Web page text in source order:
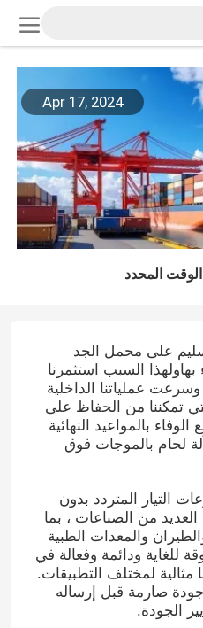
Apr 17, 2024
المحدد
على محمل الجد
السبب استثمرنا
عملياتنا الداخلية
تمكننا من الحفاظ على
بالمواعيد النهائية
لحام بالموجات فوق
التيار المتردد بدون
من الصناعات ، بما
والمعدات الطبية
للغاية ودائمة وفعالة في
مثالية لمختلف التطبيقات.
صارمة قبل إرساله
الجودة.